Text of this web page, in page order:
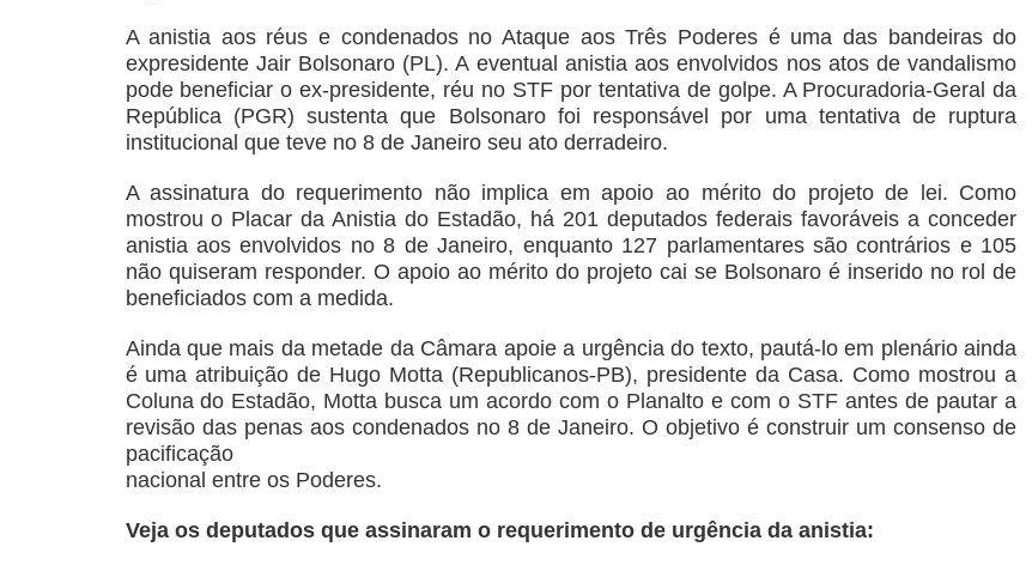
A anistia aos réus e condenados no Ataque aos Três Poderes é uma das bandeiras do
expresidente Jair Bolsonaro (PL). A eventual anistia aos envolvidos nos atos de vandalismo
pode beneficiar o ex-presidente, réu no STF por tentativa de golpe. A Procuradoria-Geral da
República (PGR) sustenta que Bolsonaro foi responsável por uma tentativa de ruptura
institucional que teve no 8 de Janeiro seu ato derradeiro.
A assinatura do requerimento não implica em apoio ao mérito do projeto de lei. Como
mostrou o Placar da Anistia do Estadão, há 201 deputados federais favoráveis a conceder
anistia aos envolvidos no 8 de Janeiro, enquanto 127 parlamentares são contrários e 105
não quiseram responder. O apoio ao mérito do projeto cai se Bolsonaro é inserido no rol de
beneficiados com a medida.
Ainda que mais da metade da Câmara apoie a urgência do texto, pautá-lo em plenário ainda
é uma atribuição de Hugo Motta (Republicanos-PB), presidente da Casa. Como mostrou a
Coluna do Estadão, Motta busca um acordo com o Planalto e com o STF antes de pautar a
revisão das penas aos condenados no 8 de Janeiro. O objetivo é construir um consenso de
pacificação
nacional entre os Poderes.
Veja os deputados que assinaram o requerimento de urgência da anistia: